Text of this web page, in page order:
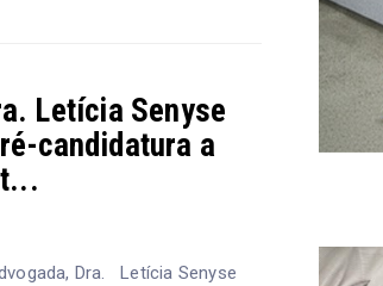
Letícia Senyse
candidatura a
Dra. Letícia Senyse